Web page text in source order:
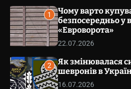
v
e
o
m
a
s
W
i
d
e
t
1
Чому варто
безпосередньо у
«Евроворота»
22.07.2026
2
Як змінювалася
шевронів в
16.07.2026